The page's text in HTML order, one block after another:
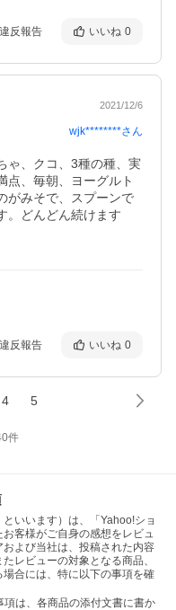
違反報告 いいね 0
2021/12/6
wjk********さん
ゃ、クコ、3種の種、実
点、毎朝、ヨーグルト
がみそで、スプーンで
。どんどん続けます
違反報告 いいね 0
4 5
件
いいます）は、「Yahoo!ショ
客様がご自身の感想をレビュ
よび当社は、投稿された内容
レビューの対象となる商品、
合には、特に以下の事項を確
は、各商品の添付文書に書か